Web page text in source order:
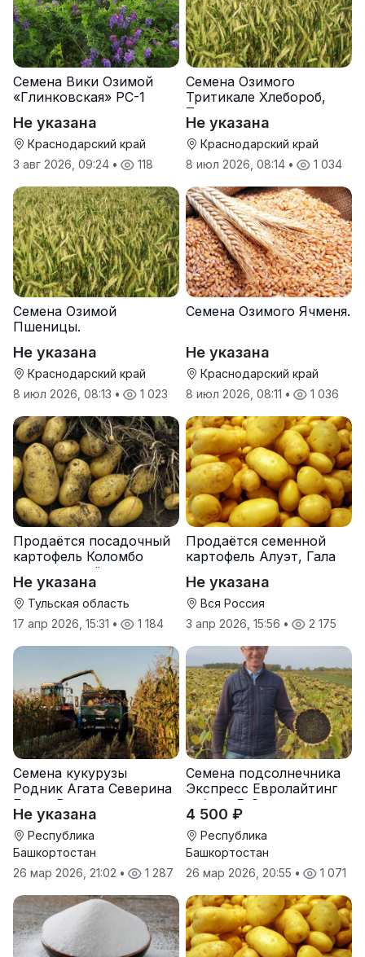
Семена Вики Озимой
«Глинковская» РС-1
Не указана
Краснодарский край
3 авг 2026, 09:24 • 118
Семена Озимого
Тритикале Хлебороб,
Тихон
Не указана
Краснодарский край
8 июл 2026, 08:14 • 1 034
Семена Озимой
Пшеницы.
Не указана
Краснодарский край
8 июл 2026, 08:13 • 1 023
Семена Озимого Ячменя.
Не указана
Краснодарский край
8 июл 2026, 08:11 • 1 036
Продаётся посадочный
картофель Коломбо
оптом от трёх тонн
Не указана
Тульская область
17 апр 2026, 15:31 • 1 184
Продаётся семенной
картофель Алуэт, Гала
Не указана
Вся Россия
3 апр 2026, 15:56 • 2 175
Семена кукурузы
Родник Агата Северина
Берта Вилора
Прохладненский Дарина
Росс Машук Катерина
Не указана
Республика
Башкортостан
26 мар 2026, 21:02 • 1 287
Семена подсолнечника
Экспресс Евролайтинг
гибрид F-G+
4 500 ₽
Республика
Башкортостан
26 мар 2026, 20:55 • 1 071